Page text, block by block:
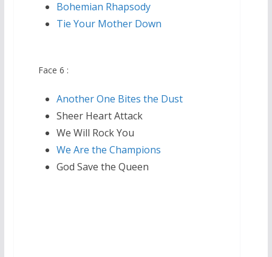
Bohemian Rhapsody
Tie Your Mother Down
Face 6 :
Another One Bites the Dust
Sheer Heart Attack
We Will Rock You
We Are the Champions
God Save the Queen